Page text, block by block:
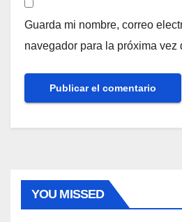
Guarda mi nombre, correo
navegador para la próxima vez
YOU MISSED